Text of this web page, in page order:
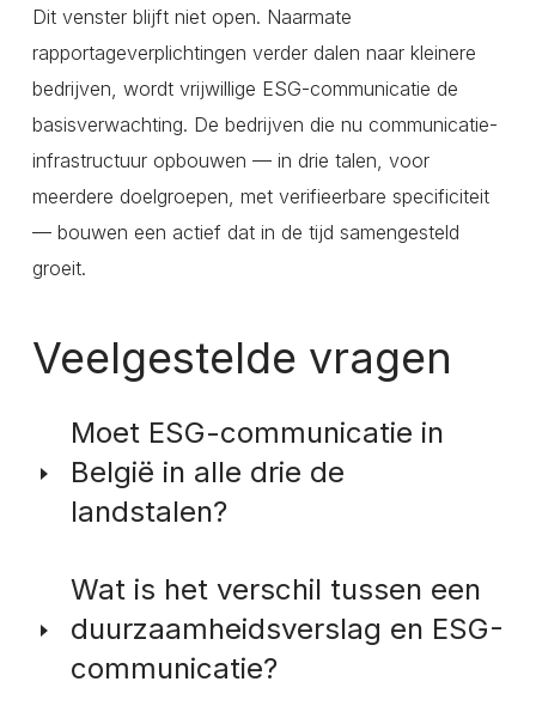
Dit venster blijft niet open. Naarmate
rapportageverplichtingen verder dalen naar kleinere
bedrijven, wordt vrijwillige ESG-communicatie de
basisverwachting. De bedrijven die nu communicatie-
infrastructuur opbouwen — in drie talen, voor
meerdere doelgroepen, met verifieerbare specificiteit
— bouwen een actief dat in de tijd samengesteld
groeit.
Veelgestelde vragen
Moet ESG-communicatie in
België in alle drie de
landstalen?
communicatie (los van wettelijke rapportage) in alle
drie de talen op te stellen. Bedrijven met stakeholders
in beide taalgemeenschappen — wat de meeste
Wat is het verschil tussen een
duurzaamheidsverslag en ESG-
communicatie?